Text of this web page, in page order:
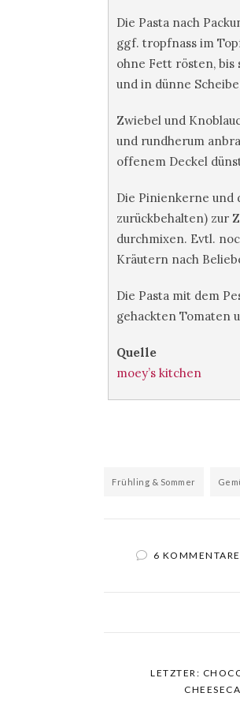
Die Pasta nach
ggf. tropfnass im
ohne Fett rösten, bis
und in dünne
Zwiebel und
und rundherum
offenem Deckel
Die Pinienkerne und
zurückbehalten) zur
durchmixen. Evtl.
Kräutern nach
Die Pasta mit dem
gehackten Tomaten
Quelle
moey’s kitchen
Frühling & Sommer
6 KOMMENTARE
LETZTER: